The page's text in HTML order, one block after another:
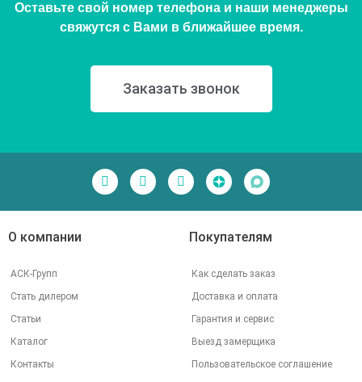
Оставьте свой номер телефона и наши менеджеры
свяжутся с Вами в ближайшее время.
Заказать звонок
О компании
АСК-Групп
Стать дилером
Статьи
Каталог
Контакты
Покупателям
Как сделать заказ
Доставка и оплата
Гарантия и сервис
Выезд замерщика
Пользовательское соглашение